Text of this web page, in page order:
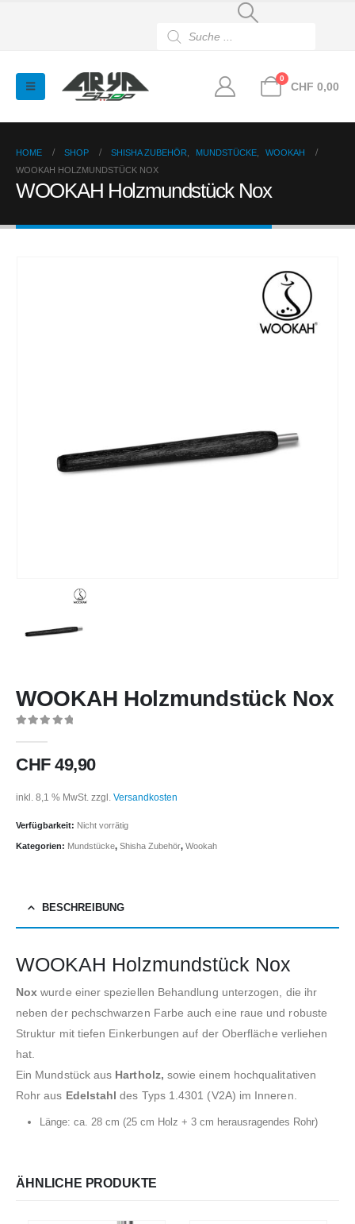
search
0
CHF 0,00
HOME SHOP SHISHA ZUBEHÖR MUNDSTÜCKE
WOOKAH
WOOKAH HOLZMUNDSTÜCK NOX
WOOKAH Holzmundstück Nox
WOOKAH Holzmundstück Nox
CHF49,90
inkl. 8,1 % MwSt. zzgl. Versandkosten
Verfügbarkeit: Nicht vorrätig
Kategorien: Mundstücke, Shisha Zubehör, Wookah
BESCHREIBUNG
WOOKAH Holzmundstück Nox
Nox wurde einer speziellen Behandlung unterzogen, die ihr
neben der pechschwarzen Farbe auch eine raue und robuste
Struktur mit tiefen Einkerbungen auf der Oberfläche verliehen
hat.
Ein Mundstück aus Hartholz, sowie einem hochqualitativen
Rohr aus Edelstahl des Typs 1.4301 (V2A) im Inneren.
Länge: ca. 28 cm (25 cm Holz + 3 cm herausragendes Rohr)
ÄHNLICHE PRODUKTE